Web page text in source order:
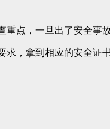
点，一旦出了安全事
，拿到相应的安全证